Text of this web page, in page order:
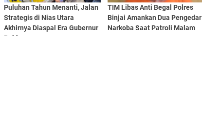
Puluhan Tahun Menanti, Jalan
Strategis di Nias Utara
Akhirnya Diaspal Era Gubernur
Bobby
TIM Libas Anti Begal Polres
Binjai Amankan Dua Pengedar
Narkoba Saat Patroli Malam